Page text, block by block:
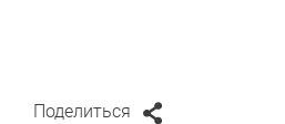
Поделиться